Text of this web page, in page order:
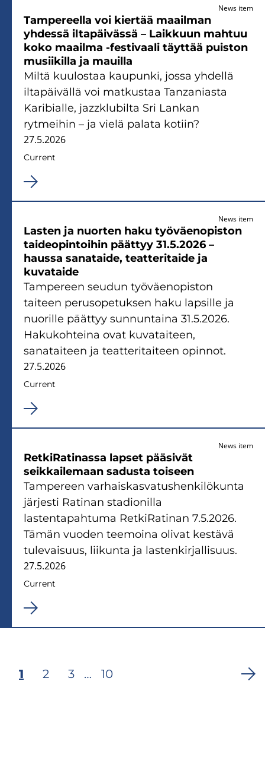
News item
Tampereella voi kiertää maailman
yhdessä iltapäivässä – Laikkuun mahtuu
koko maailma -festivaali täyttää puiston
musiikilla ja mauilla
Miltä kuulostaa kaupunki, jossa yhdellä
iltapäivällä voi matkustaa Tanzaniasta
Karibialle, jazzklubilta Sri Lankan
rytmeihin – ja vielä palata kotiin?
27.5.2026
Current
News item
Lasten ja nuorten haku työväenopiston
taideopintoihin päättyy 31.5.2026 –
haussa sanataide, teatteritaide ja
kuvataide
Tampereen seudun työväenopiston
taiteen perusopetuksen haku lapsille ja
nuorille päättyy sunnuntaina 31.5.2026.
Hakukohteina ovat kuvataiteen,
sanataiteen ja teatteritaiteen opinnot.
27.5.2026
Current
News item
RetkiRatinassa lapset pääsivät
seikkailemaan sadusta toiseen
Tampereen varhaiskasvatushenkilökunta
järjesti Ratinan stadionilla
lastentapahtuma RetkiRatinan 7.5.2026.
Tämän vuoden teemoina olivat kestävä
tulevaisuus, liikunta ja lastenkirjallisuus.
27.5.2026
Current
Pagination
Current
1 Page
2 Page
3 …
Last
10